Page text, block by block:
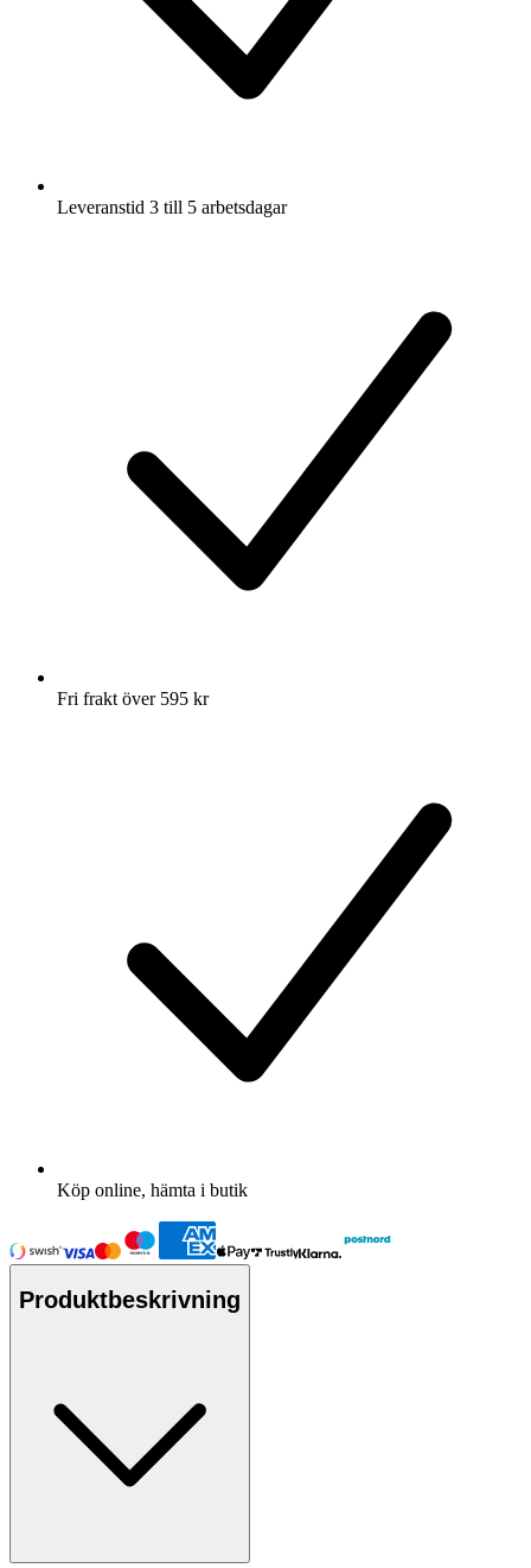
Leveranstid 3 till 5 arbetsdagar
Fri frakt över 595 kr
Köp online, hämta i butik
Produktbeskrivning